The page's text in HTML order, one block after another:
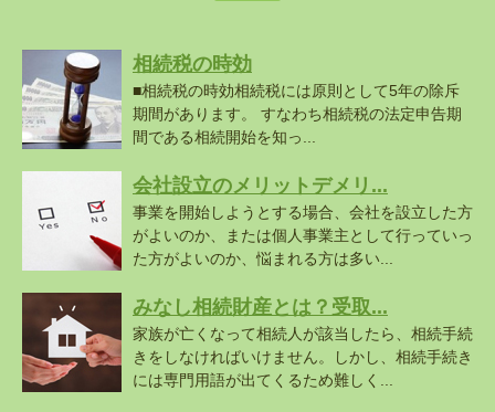
相続税の時効
■相続税の時効相続税には原則として5年の除斥
期間があります。 すなわち相続税の法定申告期
間である相続開始を知っ...
会社設立のメリットデメリ...
事業を開始しようとする場合、会社を設立した方
がよいのか、または個人事業主として行っていっ
た方がよいのか、悩まれる方は多い...
みなし相続財産とは？受取...
家族が亡くなって相続人が該当したら、相続手続
きをしなければいけません。しかし、相続手続き
には専門用語が出てくるため難しく...